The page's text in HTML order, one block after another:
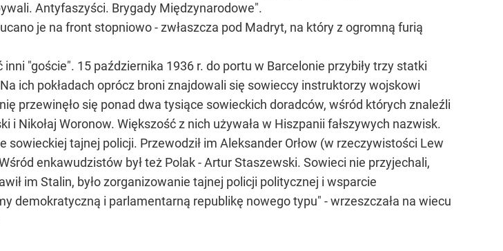
Antyfaszyści. Brygady Międzynarodowe".
je na front stopniowo - zwłaszcza pod Madryt, na który z ogromną furią
"goście". 15 października 1936 r. do portu w Barcelonie przybiły trzy statki
ich pokładach oprócz broni znajdowali się sowieccy instruktorzy wojskowi
przewinęło się ponad dwa tysiące sowieckich doradców, wśród których znaleźli
i Nikołaj Woronow. Większość z nich używała w Hiszpanii fałszywych nazwisk.
tajnej policji. Przewodził im Aleksander Orłow (w rzeczywistości Lew
enkawudzistów był też Polak - Artur Staszewski. Sowieci nie przyjechali,
im Stalin, było zorganizowanie tajnej policji politycznej i wsparcie
demokratyczną i parlamentarną republikę nowego typu" - wrzeszczała na wiecu